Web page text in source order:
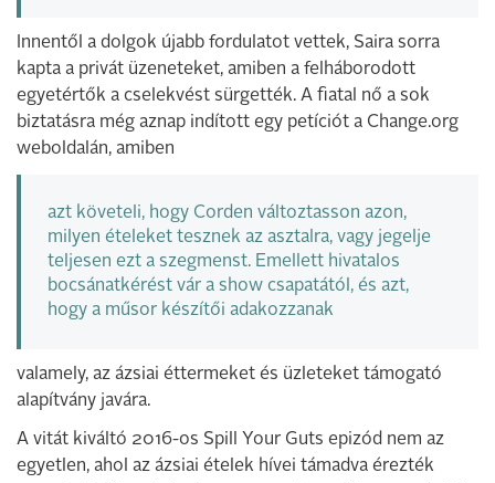
Innentől a dolgok újabb fordulatot vettek, Saira sorra
kapta a privát üzeneteket, amiben a felháborodott
egyetértők a cselekvést sürgették. A fiatal nő a sok
biztatásra még aznap indított egy petíciót a Change.org
weboldalán, amiben
azt követeli, hogy Corden változtasson azon,
milyen ételeket tesznek az asztalra, vagy jegelje
teljesen ezt a szegmenst. Emellett hivatalos
bocsánatkérést vár a show csapatától, és azt,
hogy a műsor készítői adakozzanak
valamely, az ázsiai éttermeket és üzleteket támogató
alapítvány javára.
A vitát kiváltó 2016-os Spill Your Guts epizód nem az
egyetlen, ahol az ázsiai ételek hívei támadva érezték